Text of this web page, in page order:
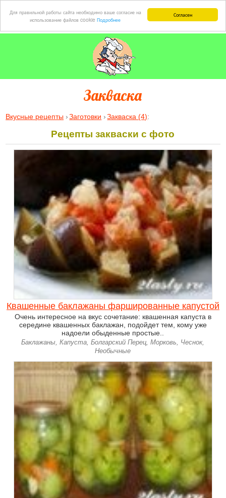
Согласен
Для правильной работы сайта необходимо ваше согласие на
использование файлов cookie Подробнее
Закваска
Вкусные рецепты Заготовки Закваска (4):
Рецепты закваски с фото
Квашенные баклажаны фаршированные капустой
Очень интересное на вкус сочетание: квашенная капуста в
середине квашенных баклажан, подойдет тем, кому уже
надоели обыденные простые..
Баклажаны, Капуста, Болгарский Перец, Морковь, Чеснок,
Необычные